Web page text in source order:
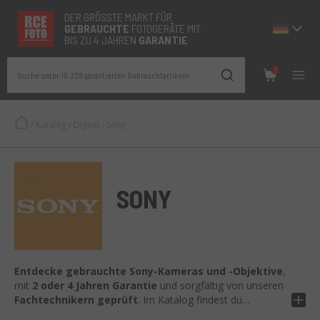
DER GRÖSSTE MARKT FÜR
GEBRAUCHTE FOTOGERÄTE MIT
BIS ZU 4 JAHREN GARANTIE
Suche unter 19.226 garantierten Gebrauchtartikeln
0
SONY
Entdecke gebrauchte Sony-Kameras und -Objektive,
mit 2 oder 4 Jahren Garantie und sorgfältig von unseren
Fachtechnikern geprüft. Im Katalog findest du